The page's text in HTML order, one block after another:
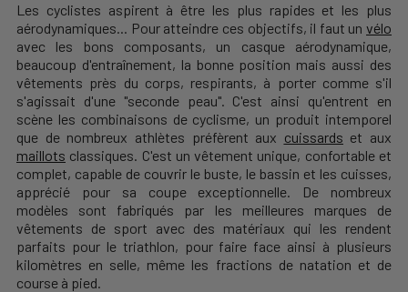
Les cyclistes aspirent à être les plus rapides et les plus
aérodynamiques... Pour atteindre ces objectifs, il faut un vélo
avec les bons composants, un casque aérodynamique,
beaucoup d'entraînement, la bonne position mais aussi des
vêtements près du corps, respirants, à porter comme s'il
s'agissait d'une "seconde peau". C'est ainsi qu'entrent en
scène les combinaisons de cyclisme, un produit intemporel
que de nombreux athlètes préfèrent aux cuissards et aux
maillots classiques. C'est un vêtement unique, confortable et
complet, capable de couvrir le buste, le bassin et les cuisses,
apprécié pour sa coupe exceptionnelle.
De nombreux
modèles sont fabriqués par les meilleures marques de
vêtements de sport avec des matériaux qui les rendent
parfaits pour le triathlon, pour faire face ainsi à plusieurs
kilomètres en selle, même les fractions de natation et de
course à pied.